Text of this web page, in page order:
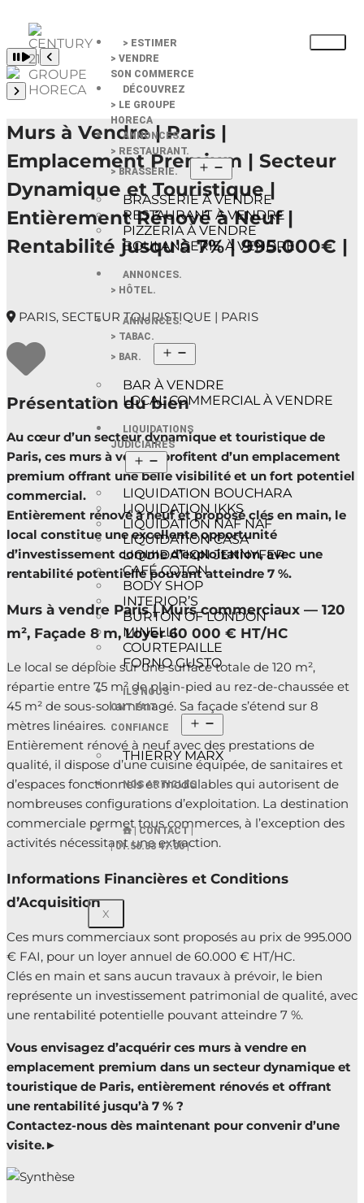
> ESTIMER
> VENDRE
SON COMMERCE
DÉCOUVREZ
> LE GROUPE
HORECA
ANNONCES.
> RESTAURANT.
> BRASSERIE.
BRASSERIE À VENDRE
RESTAURANT À VENDRE
PIZZERIA À VENDRE
BOULANGERIE À VENDRE
ANNONCES.
> HÔTEL.
ANNONCES.
> TABAC.
> BAR.
BAR À VENDRE
LOCAL COMMERCIAL À VENDRE
LIQUIDATIONS
JUDICIAIRES
LIQUIDATION BOUCHARA
LIQUIDATION IKKS
LIQUIDATION NAF NAF
LIQUIDATION CASA
LIQUIDATION JENNYFER
CAFÉ COTON
BODY SHOP
INTERIOR’S
BURTON OF LONDON
MINELLI
COURTEPAILLE
FORNO GUSTO
ILS NOUS
ONT FAIT
CONFIANCE
THIERRY MARX
NOS ARTICLES
☎️ | CONTACT |
| 01.56.33 47.00 |
X
Pause slide rotation
Resume slide rotation
Previous slide
Next slide
Murs à Vendre | Paris |
Emplacement Premium | Secteur
Dynamique et Touristique |
Entièrement Rénové à Neuf |
Rentabilité jusqu'à 7% | 995.000€ |
PARIS, SECTEUR TOURISTIQUE | PARIS
Présentation du bien
Au cœur d’un secteur dynamique et touristique de
Paris, ces murs à vendre profitent d’un emplacement
premium offrant une belle visibilité et un fort potentiel
commercial.
Entièrement rénové à neuf et proposé clés en main, le
local constitue une excellente opportunité
d’investissement comme d’exploitation, avec une
rentabilité potentielle pouvant atteindre 7 %.
Murs à vendre Paris | Murs commerciaux — 120
m², Façade 8 m, Loyer 60 000 € HT/HC
Le local se déploie sur une surface totale de 120 m²,
répartie entre 75 m² de plain-pied au rez-de-chaussée et
45 m² de sous-sol aménagé. Sa façade s’étend sur 8
mètres linéaires.
Entièrement rénové à neuf avec des prestations de
qualité, il dispose d’une cuisine équipée, de sanitaires et
d’espaces fonctionnels et modulables qui autorisent de
nombreuses configurations d’exploitation. La destination
commerciale permet tous commerces, à l’exception des
activités nécessitant une extraction.
Informations Financières et Conditions
d’Acquisition
Ces murs commerciaux sont proposés au prix de 995.000
€ FAI, pour un loyer annuel de 60.000 € HT/HC.
Clés en main et sans aucun travaux à prévoir, le bien
représente un investissement patrimonial de qualité, avec
une rentabilité potentielle pouvant atteindre 7 %.
Vous envisagez d’acquérir ces murs à vendre en
emplacement premium dans un secteur dynamique et
touristique de Paris, entièrement rénovés et offrant
une rentabilité jusqu’à 7 % ?
Contactez-nous dès maintenant pour convenir d’une
visite.►